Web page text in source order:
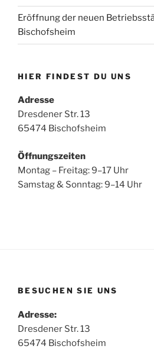
Eröffnung der neuen
Bischofsheim
HIER FINDEST DU UNS
Adresse
Dresdener Str. 13
65474 Bischofsheim
Öffnungszeiten
Montag – Freitag: 9–17 Uhr
Samstag & Sonntag: 9–14 Uhr
BESUCHEN SIE UNS
Adresse:
Dresdener Str. 13
65474 Bischofsheim